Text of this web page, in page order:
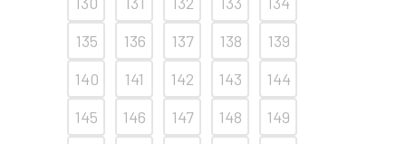
135
136 137 138
139
140
141 142 143
144
145
146 147 148
149